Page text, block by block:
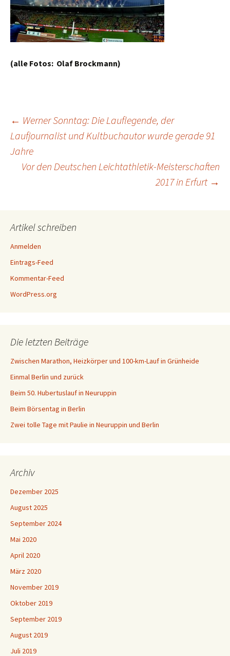
(alle Fotos: Olaf Brockmann)
Beitragsnavigation
← Werner Sonntag: Die Lauflegende, der
Laufjournalist und Kultbuchautor wurde gerade 91
Jahre
Vor den Deutschen Leichtathletik-Meisterschaften
2017 in Erfurt →
Artikel schreiben
Anmelden
Eintrags-Feed
Kommentar-Feed
WordPress.org
Die letzten Beiträge
Zwischen Marathon, Heizkörper und 100-km-Lauf in Grünheide
Einmal Berlin und zurück
Beim 50. Hubertuslauf in Neuruppin
Beim Börsentag in Berlin
Zwei tolle Tage mit Paulie in Neuruppin und Berlin
Archiv
Dezember 2025
August 2025
September 2024
Mai 2020
April 2020
März 2020
November 2019
Oktober 2019
September 2019
August 2019
Juli 2019